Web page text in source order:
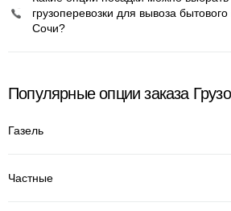
грузоперевозки для вывоза
Сочи?
Популярные опции заказа
Газель
Частные